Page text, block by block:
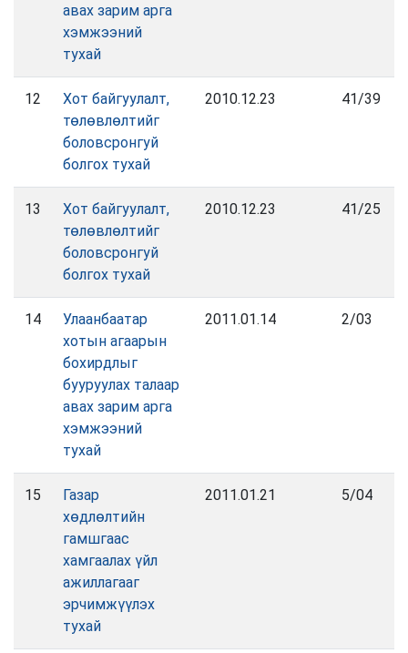
авах зарим арга
хэмжээний
тухай
12
Хот байгуулалт,
төлөвлөлтийг
боловсронгуй
болгох тухай
2010.12.23 41/39
13
Хот байгуулалт,
төлөвлөлтийг
боловсронгуй
болгох тухай
2010.12.23 41/25
14
Улаанбаатар
хотын агаарын
бохирдлыг
бууруулах талаар
авах зарим арга
хэмжээний
тухай
2011.01.14 2/03
15
Газар
хөдлөлтийн
гамшгаас
хамгаалах үйл
ажиллагааг
эрчимжүүлэх
тухай
2011.01.21 5/04